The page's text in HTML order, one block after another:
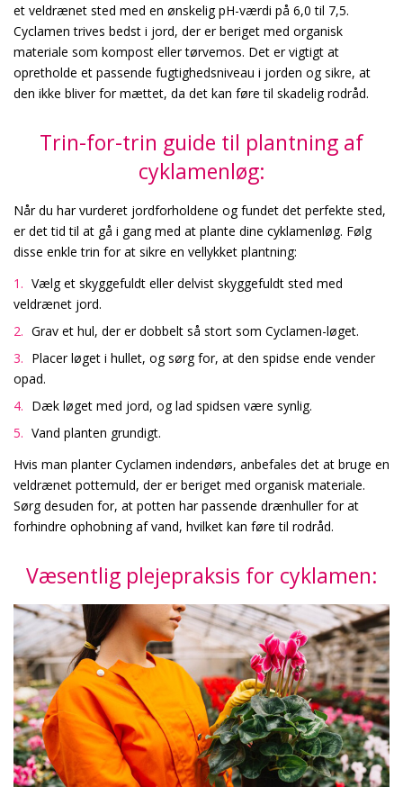
et veldrænet sted med en ønskelig pH-værdi på 6,0 til 7,5.
Cyclamen trives bedst i jord, der er beriget med organisk
materiale som kompost eller tørvemos. Det er vigtigt at
opretholde et passende fugtighedsniveau i jorden og sikre, at
den ikke bliver for mættet, da det kan føre til skadelig rodråd.
Trin-for-trin guide til plantning af
cyklamenløg:
Når du har vurderet jordforholdene og fundet det perfekte sted,
er det tid til at gå i gang med at plante dine cyklamenløg. Følg
disse enkle trin for at sikre en vellykket plantning:
Vælg et skyggefuldt eller delvist skyggefuldt sted med
veldrænet jord.
Grav et hul, der er dobbelt så stort som Cyclamen-løget.
Placer løget i hullet, og sørg for, at den spidse ende vender
opad.
Dæk løget med jord, og lad spidsen være synlig.
Vand planten grundigt.
Hvis man planter Cyclamen indendørs, anbefales det at bruge en
veldrænet pottemuld, der er beriget med organisk materiale.
Sørg desuden for, at potten har passende drænhuller for at
forhindre ophobning af vand, hvilket kan føre til rodråd.
Væsentlig plejepraksis for cyklamen: